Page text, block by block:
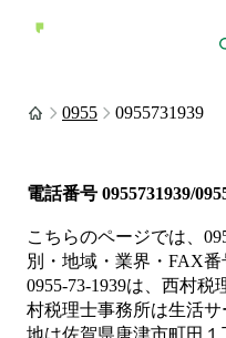
0955 0955731939
電話番号 0955731939/
こちらのページでは、
別・地域・業界・FAX番
0955-73-1939は、 西村税
村税理士事務所は生活サ
地は佐賀県唐津市町田１